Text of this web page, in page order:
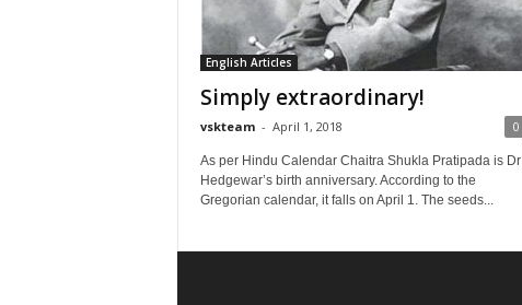
English Articles
Simply extraordinary!
vskteam - April 1, 2018 0
As per Hindu Calendar Chaitra Shukla Pratipada is Dr
Hedgewar’s birth anniversary. According to the
Gregorian calendar, it falls on April 1. The seeds...